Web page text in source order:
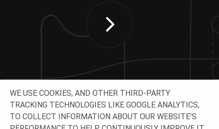
CONTACTA CON NOSOTROS
WE USE COOKIES, AND OTHER THIRD-PARTY
TRACKING TECHNOLOGIES LIKE GOOGLE ANALYTICS,
TO COLLECT INFORMATION ABOUT OUR WEBSITE’S